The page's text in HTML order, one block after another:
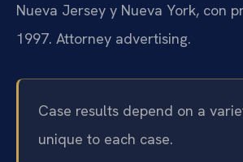
Nueva Jersey y Nueva York, con
1997. Attorney advertising.
Case results depend on a
unique to each case.